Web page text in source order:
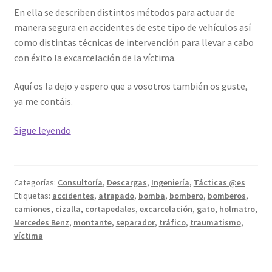
En ella se describen distintos métodos para actuar de
manera segura en accidentes de este tipo de vehículos así
como distintas técnicas de intervención para llevar a cabo
con éxito la excarcelación de la víctima.
Aquí os la dejo y espero que a vosotros también os guste,
ya me contáis.
Sigue leyendoTécnicas
camiones
Categorías: Consultoría, Descargas, Ingeniería, Tácticas @es
Etiquetas: accidentes, atrapado, bomba, bombero, bomberos,
camiones, cizalla, cortapedales, excarcelación, gato, holmatro,
Mercedes Benz, montante, separador, tráfico, traumatismo,
víctima